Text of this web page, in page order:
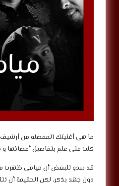
ما هي أغنيتك المفضلة من
كنت على علم بتفاصيل أعضائها
قد يبدو للبعض أن ميامي ظهرت
دون جهد يذكر، لكن الحقيقة أن